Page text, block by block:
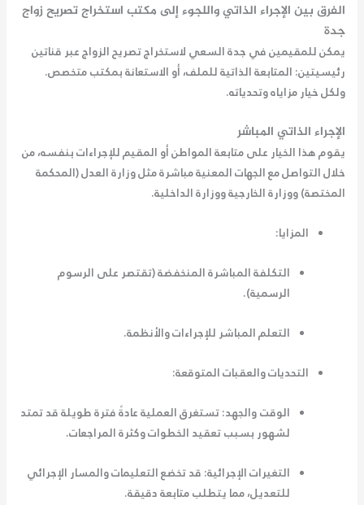
الفرق بين الإجراء الذاتي واللجوء إلى مكتب استخراج تصريح زواج
جدة
يمكن للمقيمين في جدة السعي لاستخراج تصريح الزواج عبر قناتين
رئيسيتين: المتابعة الذاتية للملف، أو الاستعانة بمكتب متخصص.
ولكل خيار مزاياه وتحدياته.
الإجراء الذاتي المباشر
يقوم هذا الخيار على متابعة المواطن أو المقيم للإجراءات بنفسه، من
خلال التواصل مع الجهات المعنية مباشرة مثل وزارة العدل (المحكمة
المختصة) ووزارة الخارجية ووزارة الداخلية.
المزايا:
التكلفة المباشرة المنخفضة (تقتصر على الرسوم
الرسمية).
التعلم المباشر للإجراءات والأنظمة.
التحديات والعقبات المتوقعة:
الوقت والجهد:تستغرق العملية عادةً فترة طويلة قد تمتد
لشهور بسبب تعقيد الخطوات وكثرة المراجعات.
التغيرات الإجرائية: قد تخضع التعليمات والمسار الإجرائي
للتعديل، مما يتطلب متابعة دقيقة.